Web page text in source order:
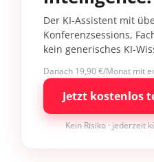
Der KI-Assistent mit
Konferenzsessions,
kein generisches KI-
Danach 19,90 €/Monat mit
Jetzt kostenlos
Kein Risiko · jederzeit